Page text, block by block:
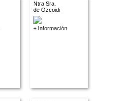
Ntra Sra.
de Ozcoidi
+ Información